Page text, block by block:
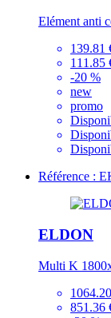
Elément anti
139.81
111.85
-20 %
new
promo
Référence :
ELDON
Multi K
851.36